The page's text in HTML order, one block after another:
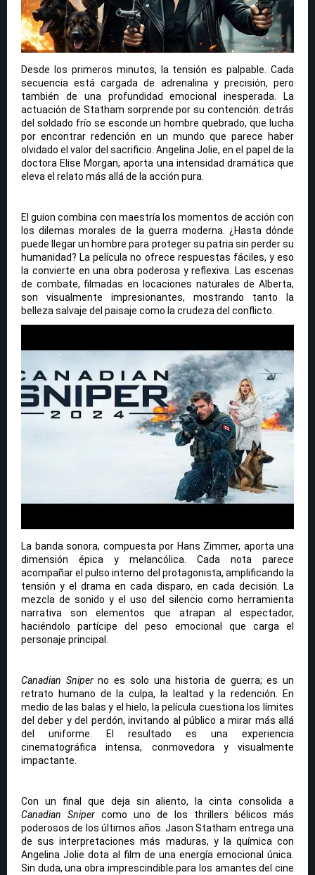
Desde los primeros minutos, la tensión es palpable. Cada
secuencia está cargada de adrenalina y precisión, pero
también de una profundidad emocional inesperada. La
actuación de Statham sorprende por su contención: detrás
del soldado frío se esconde un hombre quebrado, que lucha
por encontrar redención en un mundo que parece haber
olvidado el valor del sacrificio. Angelina Jolie, en el papel de la
doctora Elise Morgan, aporta una intensidad dramática que
eleva el relato más allá de la acción pura.
El guion combina con maestría los momentos de acción con
los dilemas morales de la guerra moderna. ¿Hasta dónde
puede llegar un hombre para proteger su patria sin perder su
humanidad? La película no ofrece respuestas fáciles, y eso
la convierte en una obra poderosa y reflexiva. Las escenas
de combate, filmadas en locaciones naturales de Alberta,
son visualmente impresionantes, mostrando tanto la
belleza salvaje del paisaje como la crudeza del conflicto.
La banda sonora, compuesta por Hans Zimmer, aporta una
dimensión épica y melancólica. Cada nota parece
acompañar el pulso interno del protagonista, amplificando la
tensión y el drama en cada disparo, en cada decisión. La
mezcla de sonido y el uso del silencio como herramienta
narrativa son elementos que atrapan al espectador,
haciéndolo partícipe del peso emocional que carga el
personaje principal.
Canadian Sniperno es solo una historia de guerra; es un
retrato humano de la culpa, la lealtad y la redención. En
medio de las balas y el hielo, la película cuestiona los límites
del deber y del perdón, invitando al público a mirar más allá
del uniforme. El resultado es una experiencia
cinematográfica intensa, conmovedora y visualmente
impactante.
Con un final que deja sin aliento, la cinta consolida a
Canadian Sniper como uno de los thrillers bélicos más
poderosos de los últimos años. Jason Statham entrega una
de sus interpretaciones más maduras, y la química con
Angelina Jolie dota al film de una energía emocional única.
Sin duda, una obra imprescindible para los amantes del cine